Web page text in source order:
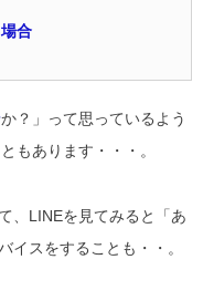
合
か？」って思っているよう
もあります・・・。
、LINEを見てみると「あ
イスをすることも・・。